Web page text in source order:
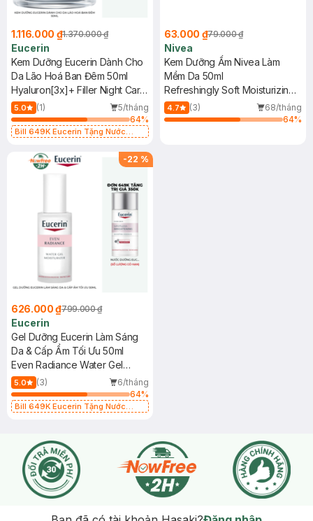
1.116.000 ₫1.370.000 ₫
Eucerin
Kem Dưỡng Eucerin Dành Cho
Da Lão Hoá Ban Đêm 50ml
Hyaluron[3x]+ Filler Night Care
Cream
5.0 (1)
5/tháng
64%
Bill 649K Eucerin Tặng Nước
(SL có hạn)
63.000 ₫79.000 ₫
Nivea
Kem Dưỡng Ẩm Nivea Làm
Mềm Da 50ml
Refreshingly Soft Moisturizing
Cream
4.7 (3)
68/tháng
64%
-22 %
626.000 ₫799.000 ₫
Eucerin
Gel Dưỡng Eucerin Làm Sáng
Da & Cấp Ẩm Tối Ưu 50ml
Even Radiance Water Gel
Moisturizer
5.0 (3)
6/tháng
64%
Bill 649K Eucerin Tặng Nước